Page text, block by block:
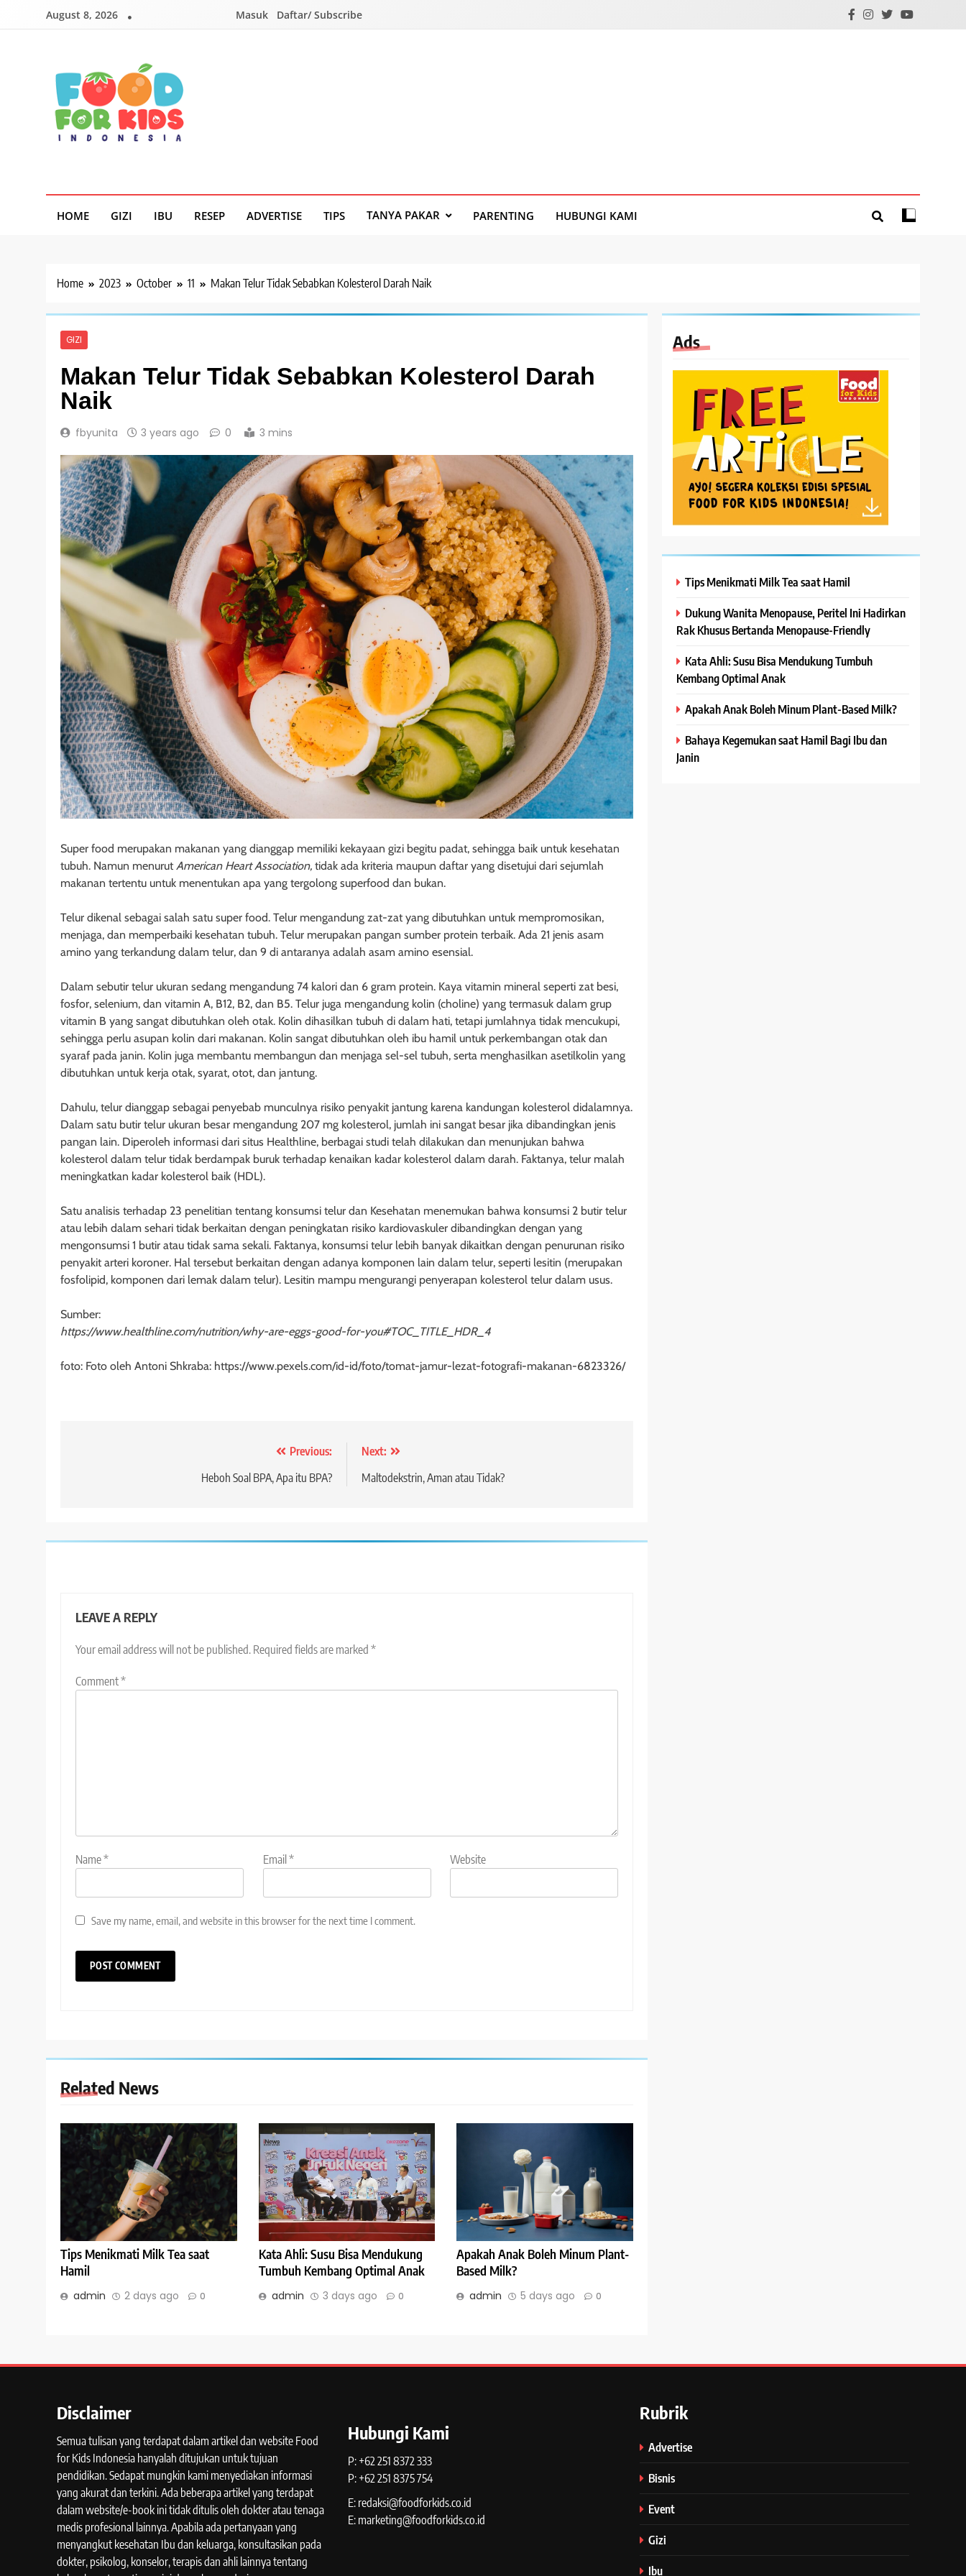
August 8, 2026 Masuk Daftar/ Subscribe
HOME GIZI IBU RESEP ADVERTISE TIPS TANYA PAKAR PARENTING HUBUNGI KAMI
Home 2023 October 11 Makan Telur Tidak Sebabkan Kolesterol Darah Naik
GIZI
Makan Telur Tidak Sebabkan Kolesterol Darah
Naik
fbyunita 3 years ago 0 3 mins
Super food merupakan makanan yang dianggap memiliki kekayaan gizi begitu padat, sehingga baik untuk kesehatan
tubuh. Namun menurut American Heart Association, tidak ada kriteria maupun daftar yang disetujui dari sejumlah
makanan tertentu untuk menentukan apa yang tergolong superfood dan bukan.
Telur dikenal sebagai salah satu super food. Telur mengandung zat-zat yang dibutuhkan untuk mempromosikan,
menjaga, dan memperbaiki kesehatan tubuh. Telur merupakan pangan sumber protein terbaik. Ada 21 jenis asam
amino yang terkandung dalam telur, dan 9 di antaranya adalah asam amino esensial.
Dalam sebutir telur ukuran sedang mengandung 74 kalori dan 6 gram protein. Kaya vitamin mineral seperti zat besi,
fosfor, selenium, dan vitamin A, B12, B2, dan B5. Telur juga mengandung kolin (choline) yang termasuk dalam grup
vitamin B yang sangat dibutuhkan oleh otak. Kolin dihasilkan tubuh di dalam hati, tetapi jumlahnya tidak mencukupi,
sehingga perlu asupan kolin dari makanan. Kolin sangat dibutuhkan oleh ibu hamil untuk perkembangan otak dan
syaraf pada janin. Kolin juga membantu membangun dan menjaga sel-sel tubuh, serta menghasilkan asetilkolin yang
dibutuhkan untuk kerja otak, syarat, otot, dan jantung.
Dahulu, telur dianggap sebagai penyebab munculnya risiko penyakit jantung karena kandungan kolesterol didalamnya.
Dalam satu butir telur ukuran besar mengandung 207 mg kolesterol, jumlah ini sangat besar jika dibandingkan jenis
pangan lain. Diperoleh informasi dari situs Healthline, berbagai studi telah dilakukan dan menunjukan bahwa
kolesterol dalam telur tidak berdampak buruk terhadap kenaikan kadar kolesterol dalam darah. Faktanya, telur malah
meningkatkan kadar kolesterol baik (HDL).
Satu analisis terhadap 23 penelitian tentang konsumsi telur dan Kesehatan menemukan bahwa konsumsi 2 butir telur
atau lebih dalam sehari tidak berkaitan dengan peningkatan risiko kardiovaskuler dibandingkan dengan yang
mengonsumsi 1 butir atau tidak sama sekali. Faktanya, konsumsi telur lebih banyak dikaitkan dengan penurunan risiko
penyakit arteri koroner. Hal tersebut berkaitan dengan adanya komponen lain dalam telur, seperti lesitin (merupakan
fosfolipid, komponen dari lemak dalam telur). Lesitin mampu mengurangi penyerapan kolesterol telur dalam usus.
Sumber:
https://www.healthline.com/nutrition/why-are-eggs-good-for-you#TOC_TITLE_HDR_4
foto: Foto oleh Antoni Shkraba: https://www.pexels.com/id-id/foto/tomat-jamur-lezat-fotografi-makanan-6823326/
Previous:
Heboh Soal BPA, Apa itu BPA?
Next:
Maltodekstrin, Aman atau Tidak?
LEAVE A REPLY
Your email address will not be published. Required fields are marked *
Comment*
Name* Email * Website
Save my name, email, and website in this browser for the next time I comment.
Related News
Tips Menikmati Milk Tea saat
Hamil
admin 2 days ago 0
Kata Ahli: Susu Bisa Mendukung
Tumbuh Kembang Optimal Anak
admin 3 days ago 0
Apakah Anak Boleh Minum Plant-
Based Milk?
admin 5 days ago 0
Ads
Tips Menikmati Milk Tea saat Hamil
Dukung Wanita Menopause, Peritel Ini Hadirkan
Rak Khusus Bertanda Menopause-Friendly
Kata Ahli: Susu Bisa Mendukung Tumbuh
Kembang Optimal Anak
Apakah Anak Boleh Minum Plant-Based Milk?
Bahaya Kegemukan saat Hamil Bagi Ibu dan
Janin
Disclaimer
Semua tulisan yang terdapat dalam artikel dan website Food
for Kids Indonesia hanyalah ditujukan untuk tujuan
pendidikan. Sedapat mungkin kami menyediakan informasi
yang akurat dan terkini. Ada beberapa artikel yang terdapat
dalam website/e-book ini tidak ditulis oleh dokter atau tenaga
medis profesional lainnya. Apabila ada pertanyaan yang
menyangkut kesehatan Ibu dan keluarga, konsultasikan pada
dokter, psikolog, konselor, terapis dan ahli lainnya tentang
Hubungi Kami
P: +62 251 8372 333
P: +62 251 8375 754
E: redaksi@foodforkids.co.id
E: marketing@foodforkids.co.id
Rubrik
Advertise
Bisnis
Event
Gizi
Ibu